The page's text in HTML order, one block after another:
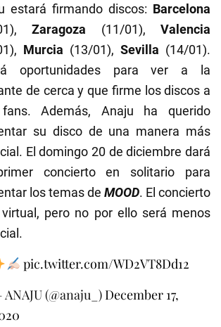
estará firmando discos: Barcelona
Zaragoza (11/01),Valencia
Murcia (13/01), Sevilla (14/01).
oportunidades para ver a la
de cerca y que firme los discos a
Además, Anaju ha querido
su disco de una manera más
El domingo 20 de diciembre dará
concierto en solitario para
los temas de MOOD. El concierto
pero no por ello será menos
pic.twitter.com/WD2VT8Dd12
(@anaju_) December 17,